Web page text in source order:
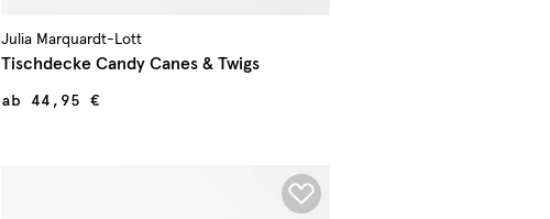
Julia Marquardt-Lott
Tischdecke Candy Canes & Twigs
ab 44,95 €